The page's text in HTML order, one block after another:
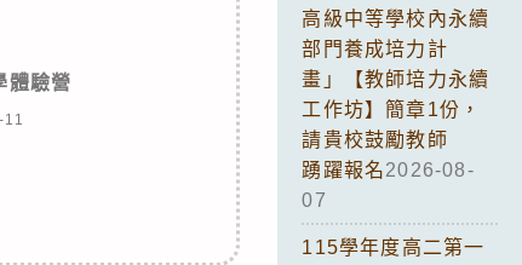
體驗營
高級中等學校內永續
部門養成培力計
畫」【教師培力永續
工作坊】簡章1份，
請貴校鼓勵教師
踴躍報名2026-08-
07
115學年度高二第一